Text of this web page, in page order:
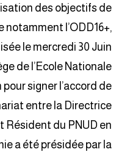
des objectifs de
l’ODD16+,
le mercredi 30 Juin
de l’Ecole Nationale
signer l’accord de
entre la Directrice
Résident du PNUD en
a été présidée par la